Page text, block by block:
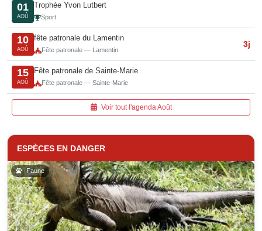
01
AOÛ
Trophée Yvon Lutbert
Sport
10
AOÛ
fête patronale du Lamentin
Fête patronale — Lamentin
3j
15
AOÛ
Fête patronale de Sainte-Marie
Fête patronale — Sainte-Marie
Voir tout l'agenda Août
ESPÈCES EN DANGER
Faune